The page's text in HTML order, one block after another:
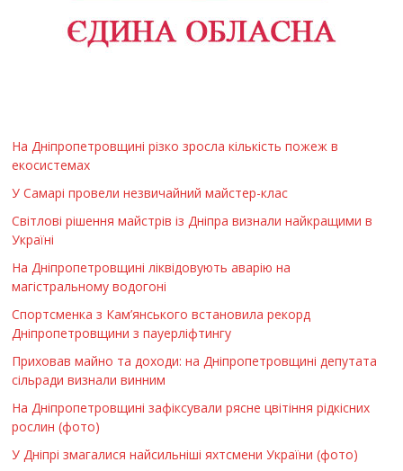
На Дніпропетровщині різко зросла кількість пожеж в
екосистемах
У Самарі провели незвичайний майстер-клас
Світлові рішення майстрів із Дніпра визнали найкращими в
Україні
На Дніпропетровщині ліквідовують аварію на
магістральному водогоні
Спортсменка з Кам’янського встановила рекорд
Дніпропетровщини з пауерліфтингу
Приховав майно та доходи: на Дніпропетровщині депутата
сільради визнали винним
На Дніпропетровщині зафіксували рясне цвітіння рідкісних
рослин (фото)
У Дніпрі змагалися найсильніші яхтсмени України (фото)